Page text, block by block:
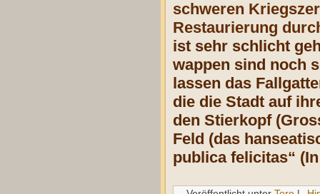
schweren
Restaurierung
ist sehr schlicht
wappen sind noch
lassen das
die die Stadt auf
den Stierkopf
Feld (das
publica felicitas“